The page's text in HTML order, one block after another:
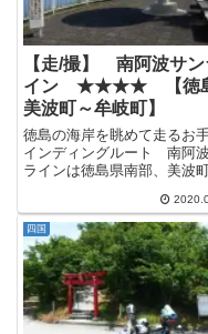
【走/撮】 南阿波サン
イン ★★★★ 【徳
美波町～牟岐町】
徳島の海岸を眺めて走るお
インディングルート 南阿
ラインは徳島県南部、美波
の事で、元有料道路だった
って走りやすい道路と時折
海の景色が素晴らしい観光
す。 僕は美波町から最初
四国